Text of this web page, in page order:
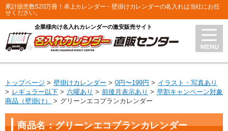
累計販売数520万冊！卓上カレンダー・壁掛けカレンダーの名入れは当社にお任
せください。
企業様向け名入れカレンダーの激安販売サイト
トップページ 壁掛けカレンダー 0円〜199円
イラスト・写真あり
レギュラー以下
六曜あり 前後月表示あり
早割キャンペーン対象
商品（壁掛け）
グリーンエコプランカレンダー
商品名：グリーンエコプランカレンダー